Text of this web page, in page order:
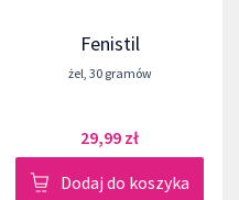
Fenistil
żel, 30 gramów
29,99 zł
Dodaj do koszyka